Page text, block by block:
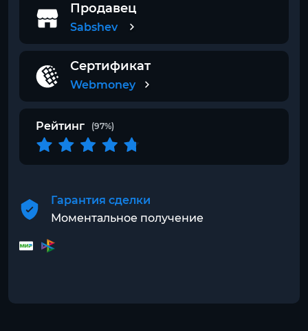
Продавец
Sabshev
Сертификат
Webmoney
Рейтинг (97%)
Гарантия сделки
Моментальное получение